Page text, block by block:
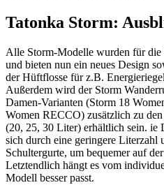
Tatonka Storm:
Alle Storm-Modelle wurden für die
und bieten nun ein neues Design
der Hüftflosse für z.B.
Außerdem wird der Storm
Damen-Varianten (Storm 18
Women RECCO) zusätzlich zu
(20, 25, 30 Liter) erhältlich sein. ie
sich durch eine geringere Literzahl
Schultergurte, um bequemer auf
Letztendlich hängt es vom
Modell besser passt.